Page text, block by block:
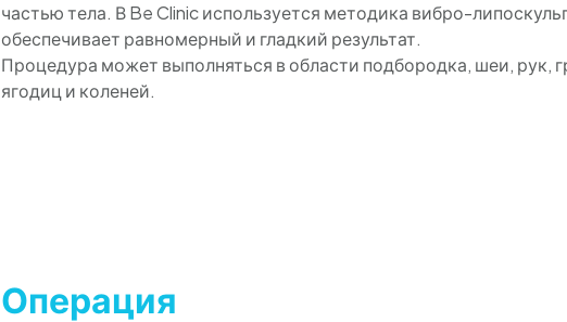
частью тела. В Be Clinic используется методика вибро-
обеспечивает равномерный и гладкий результат.
Процедура может выполняться в области подбородка, шеи, рук,
ягодиц и коленей.
Операция